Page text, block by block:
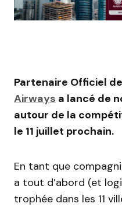
Partenaire Officiel de
Airways a lancé de
autour de la
le 11 juillet prochain.
En tant que
a tout d’abord (et
trophée dans les 11